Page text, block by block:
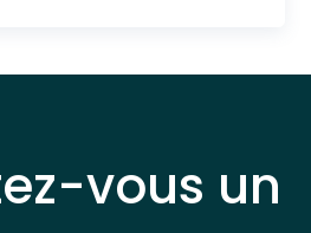
vous un